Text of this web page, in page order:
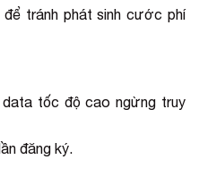
tránh phát sinh cước phí
tốc độ cao ngừng truy
đăng ký.